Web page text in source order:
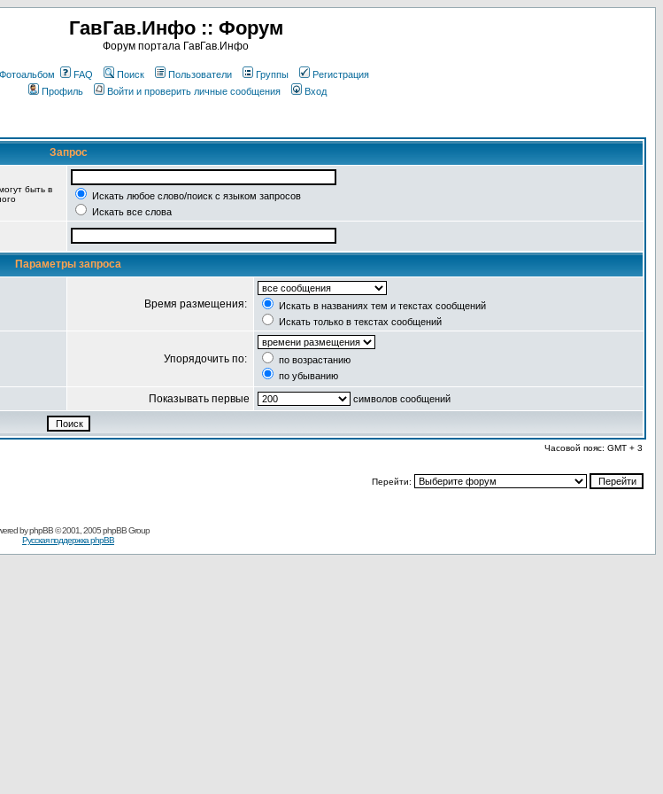
ГавГав.Инфо :: Форум
Форум портала ГавГав.Инфо
Фотоальбом FAQ Поиск Пользователи Группы
Регистрация
Профиль
Войти и проверить личные сообщения Вход
Запрос
быть в
Искать любое слово/поиск с языком запросов
Искать все слова
Параметры запроса
Время размещения:
Искать в названиях тем и текстах сообщений
Искать только в текстах сообщений
Упорядочить по:
по возрастанию
по убыванию
Показывать первые символов сообщений
Часовой пояс: GMT + 3
Перейти:
byphpBB© 2001, 2005 phpBB Group
Русская поддержка phpBB